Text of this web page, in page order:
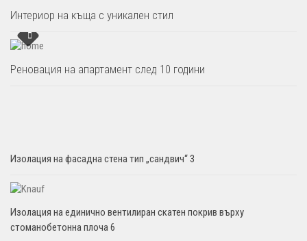
Интериор на къща с уникален стил
Реновация на апартамент след 10 години
Изолация на фасадна стена тип „сандвич“ 3
Изолация на единично вентилиран скатен покрив върху
стоманобетонна плоча 6